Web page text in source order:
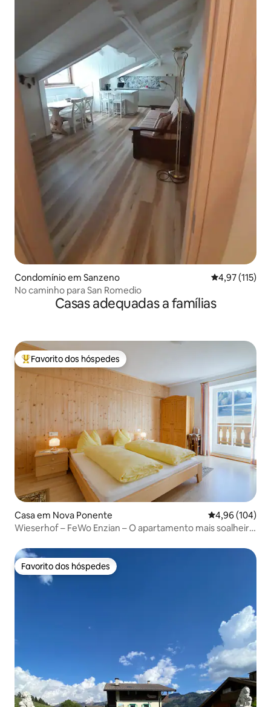
Condomínio em Sanzeno Classificação
4,97 (115)
No caminho para San Romedio
Casas adequadas a famílias
Favoritos dos hóspedes mais apreciados
Favorito dos hóspedes
Casa em Nova Ponente Classificação
4,96 (104)
Wieserhof – FeWo Enzian – O apartamento mais soalheiro
Favorito dos hóspedes
Favorito dos hóspedes